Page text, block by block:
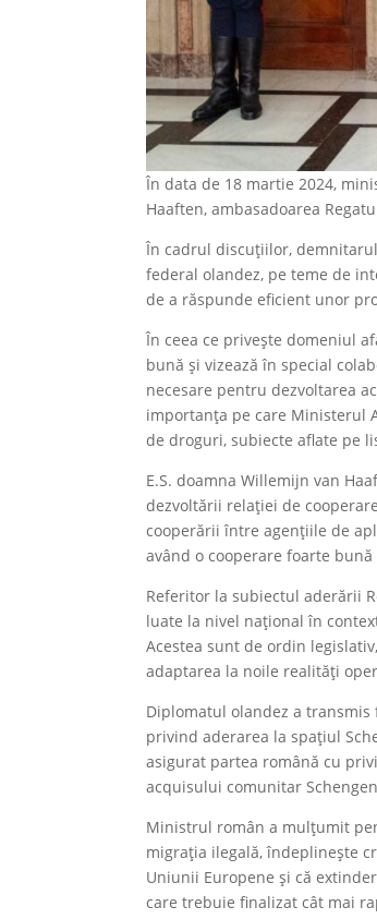
În data de 18 martie 2024,
Haaften, ambasadoarea
În cadrul discuțiilor,
federal olandez, pe teme de
de a răspunde eficient unor
În ceea ce privește domeniul
bună și vizează în special
necesare pentru dezvoltarea
importanța pe care Ministerul
de droguri, subiecte aflate pe
E.S. doamna Willemijn van
dezvoltării relației de
cooperării între agențiile de
având o cooperare foarte
Referitor la subiectul aderării
luate la nivel național în
Acestea sunt de ordin
adaptarea la noile realități
Diplomatul olandez a
privind aderarea la spațiul
asigurat partea română cu
acquisului comunitar
Ministrul român a mulțumit
migrația ilegală, îndeplinește
Uniunii Europene și că
care trebuie finalizat cât mai